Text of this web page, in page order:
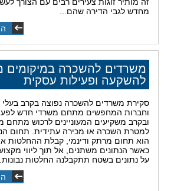
מחדש לגבי הדירה שהם...
משרדים להשכרה במיקומים
להשקעה ופעילות עסקית
סקירת משרדים להשכרה נפוצה בקרב בעלי
וחברות המחפשים מתחם משרדי חדש
ובקרב משקיעים המעוניינים לרכוש מתחם
למטרת השכרה או מכירה עתידית. תחום
הוא תחום מרתק ודינמי, קבלת ההחלטות
כאשר הנתונים משתנים, אל תוך ליווי
על נתונים בשטח תתקבלנה החלטות נבונות...